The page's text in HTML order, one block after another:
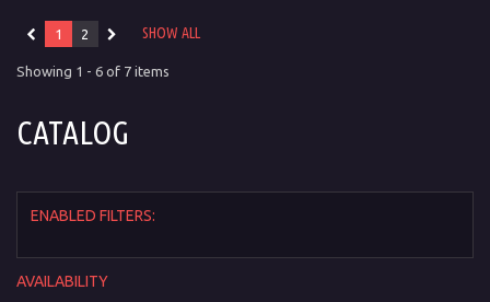
SHOW ALL
1 2
Showing 1 - 6 of 7 items
CATALOG
ENABLED FILTERS:
AVAILABILITY